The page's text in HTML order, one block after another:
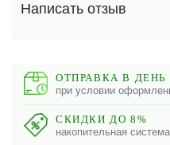
Написать отзыв
ОТПРАВКА В ДЕНЬ
при условии
СКИДКИ ДО 8%
накопительная